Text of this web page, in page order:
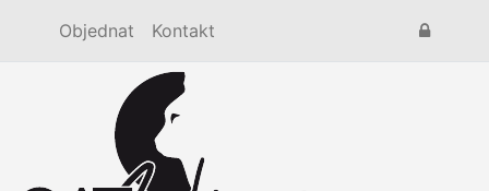
Objednat Kontakt